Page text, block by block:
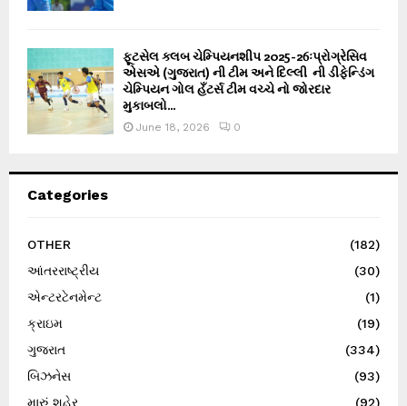
ફૂટસેલ ક્લબ ચેમ્પિયનશીપ 2025-26ઃપ્રોગ્રેસિવ
એસએ (ગુજરાત) ની ટીમ અને દિલ્લી ની ડીફેન્ડિંગ
ચેમ્પિયન ગોલ હઁટર્સ ટીમ વચ્ચે નો જોરદાર
મુકાબલો...
June 18, 2026 0
Categories
OTHER
(182)
આંતરરાષ્ટ્રીય
(30)
એન્ટરટેનમેન્ટ
(1)
ક્રાઇમ
(19)
ગુજરાત
(334)
બિઝનેસ
(93)
મારું શહેર
(92)